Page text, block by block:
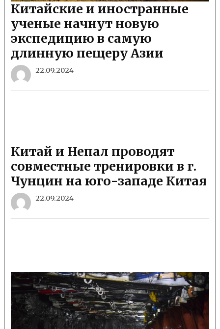
Китайские и иностранные
ученые начнут новую
экспедицию в самую
длинную пещеру Азии
22.09.2024
Китай и Непал проводят
совместные тренировки в г.
Чунцин на юго-западе Китая
22.09.2024